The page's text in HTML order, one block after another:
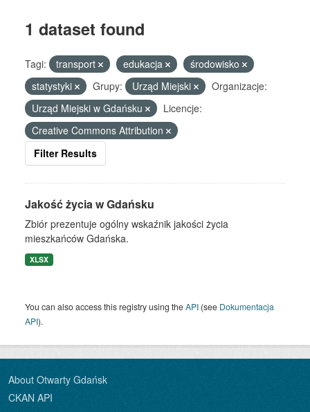
1 dataset found
Tagi: transport edukacja
środowisko
statystyki
Grupy: Urząd Miejski
Organizacje:
Urząd Miejski w Gdańsku
Licencje:
Creative Commons Attribution
Filter Results
Jakość życia w Gdańsku
Zbiór prezentuje ogólny wskaźnik jakości życia
mieszkańców Gdańska.
XLSX
You can also access this registry using theAPI (see Dokumentacja
API).
About Otwarty Gdańsk
CKAN API